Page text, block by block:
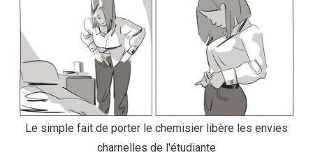
Le simple fait de porter le chemisier libère les envies
charnelles de l'étudiante